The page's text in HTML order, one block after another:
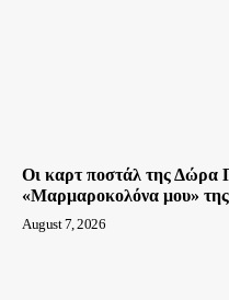
Οι καρτ ποστάλ της Δώρα
«Μαρμαροκολόνα μου»
August 7, 2026